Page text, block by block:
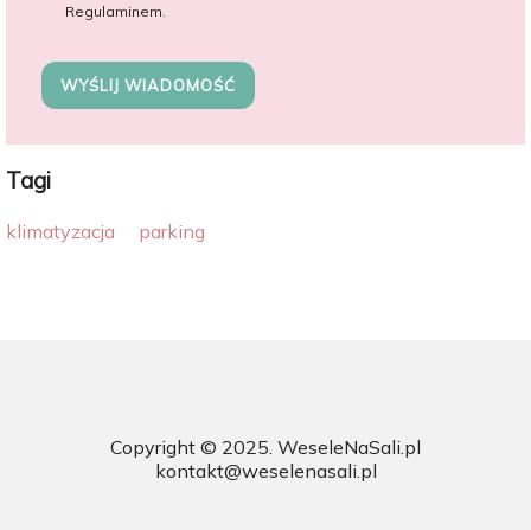
Regulaminem.
WYŚLIJ WIADOMOŚĆ
Tagi
klimatyzacja parking
Copyright © 2025. WeseleNaSali.pl
kontakt@weselenasali.pl